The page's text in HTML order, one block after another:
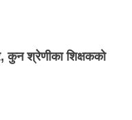
श्रेणीका शिक्षकको